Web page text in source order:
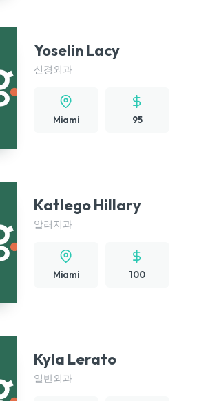
Yoselin Lacy
신경외과
Miami 95
Katlego Hillary
알러지과
Miami 100
Kyla Lerato
일반외과